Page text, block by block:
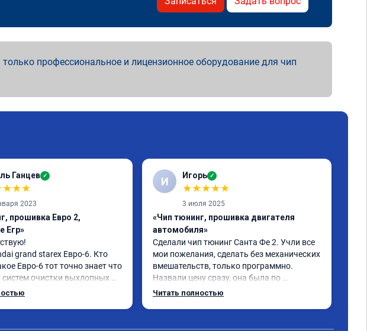
профессиональное и лицензионное оборудование для чип
Ганцев ✓
★★★
2023
прошивка Евро 2,
Егр»
grand starex Евро-6. Кто
Евро-6 тот точно знает что
систем очистки выхлопных
ЕГР и мочевина, сажевый
И Игорь ✓
★★★★★
3 июля 2025
«Чип тюнинг, прошивка двигателя
автомобиля»
Сделали чип тюнинг Санта Фе 2. Учли все
мои пожелания, сделать без механических
вмешательств, только программно.
Назвали цену сразу, она была по
окончании работ без изменений.
Читать полностью